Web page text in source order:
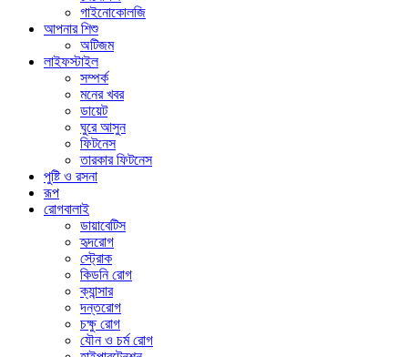
গাইনোকোলজি
আপনার শিশু
অটিজম
লাইফস্টাইল
সম্পর্ক
মনের খবর
ডায়েট
ঘুরে আসুন
ফিটনেস
তারকার ফিটনেস
পুষ্টি ও রসনা
রূপ
রোগবালাই
ডায়াবেটিস
হৃদরোগ
স্ট্রোক
কিডনি রোগ
ক্যান্সার
দন্তরোগ
চক্ষু রোগ
যৌন ও চর্ম রোগ